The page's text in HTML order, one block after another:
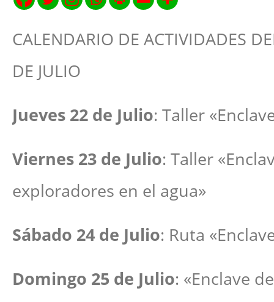
CALENDARIO DE ACTIVIDADES
DE JULIO
Jueves 22 de Julio: Taller
Viernes 23 de Julio: Taller
exploradores en el agua»
Sábado 24 de Julio: Ruta
Domingo 25 de Julio: «Enclave